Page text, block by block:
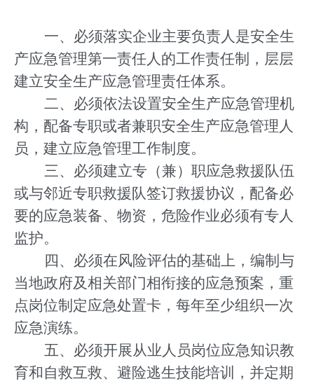
一、必须落实企业主要负责人是安全生
产应急管理第一责任人的工作责任制，层层
建立安全生产应急管理责任体系。
二、必须依法设置安全生产应急管理机
构，配备专职或者兼职安全生产应急管理人
员，建立应急管理工作制度。
三、必须建立专（兼）职应急救援队伍
或与邻近专职救援队签订救援协议，配备必
要的应急装备、物资，危险作业必须有专人
监护。
四、必须在风险评估的基础上，编制与
当地政府及相关部门相衔接的应急预案，重
点岗位制定应急处置卡，每年至少组织一次
应急演练。
五、必须开展从业人员岗位应急知识教
育和自救互救、避险逃生技能培训，并定期